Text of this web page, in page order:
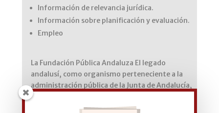
Información de relevancia jurídica.
Información sobre planificación y evaluación.
Empleo
La Fundación Pública Andaluza El legado
andalusí, como organismo perteneciente a la
administración pública de la Junta de Andalucía,
comparte la información de este espacio con el
Portal de Transparencia de la administración